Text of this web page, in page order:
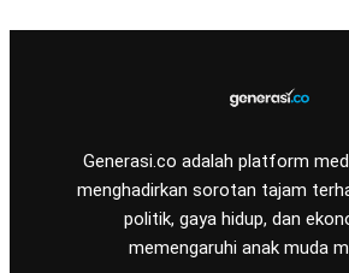
Generasi.co adalah platform
menghadirkan sorotan tajam
politik, gaya hidup, dan
memengaruhi anak muda